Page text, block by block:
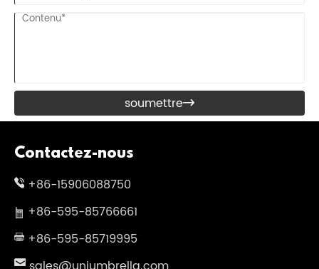
soumettre
Contactez-nous
+86-15906088750
+86-595-85766661
+86-595-85719995